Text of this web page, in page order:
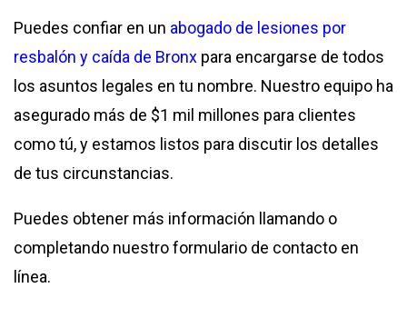
Puedes confiar en un abogado de lesiones por
resbalón y caída de Bronx para encargarse de todos
los asuntos legales en tu nombre. Nuestro equipo ha
asegurado más de $1 mil millones para clientes
como tú, y estamos listos para discutir los detalles
de tus circunstancias.
Puedes obtener más información llamando o
completando nuestro formulario de contacto en
línea.